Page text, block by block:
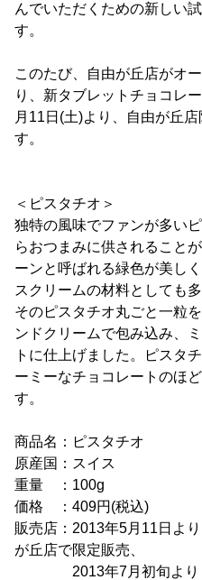
んでいただくための新しい
す。
このたび、自由が丘店がオ
り、新タブレットチョコレ
月11日(土)より、自由が丘
す。
＜ピスタチオ＞
独特の風味でファンが多い
らおつまみに供されること
ーンと呼ばれる緑色が美し
スクリームの材料としても多
そのピスタチオ丸ごと一粒
ンドクリームで包み込み、
トに仕上げました。ピスタ
ーミーなチョコレートのほ
す。
商品名：ピスタチオ
原産国：スイス
重量 ：100g
価格 ：409円(税込)
販売店：2013年5月11日よ
が丘店で限定販売、
2013年7月初旬よりリ